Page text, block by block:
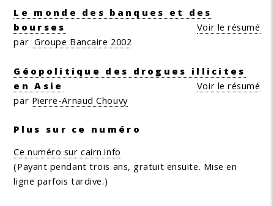
Le monde des banques et des
bourses
Voir le résumé
par Groupe Bancaire 2002
Géopolitique des drogues illicites
en Asie
Voir le résumé
par Pierre-Arnaud Chouvy
Plus sur ce numéro
Ce numéro sur cairn.info
(Payant pendant trois ans, gratuit ensuite. Mise en
ligne parfois tardive.)